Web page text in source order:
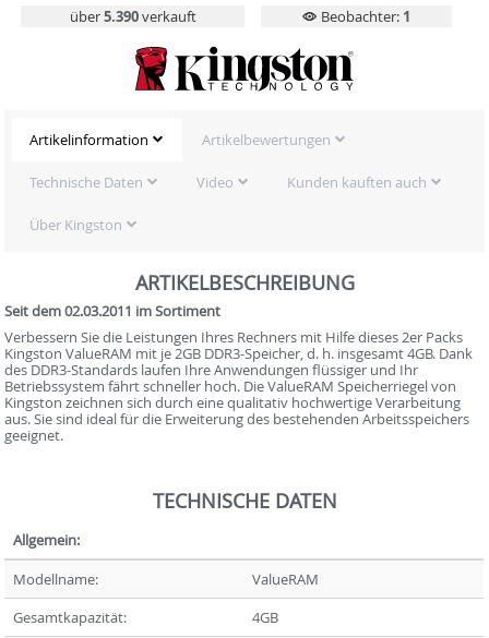
über5.390verkauft Beobachter: 1
Artikelinformation Artikelbewertungen
Technische Daten Video Kunden kauften auch
Über Kingston
ARTIKELBESCHREIBUNG
Seit dem 02.03.2011 im Sortiment
Verbessern Sie die Leistungen Ihres Rechners mit Hilfe dieses 2er Packs
Kingston ValueRAM mit je 2GB DDR3-Speicher, d. h. insgesamt 4GB. Dank
des DDR3-Standards laufen Ihre Anwendungen flüssiger und Ihr
Betriebssystem fährt schneller hoch. Die ValueRAM Speicherriegel von
Kingston zeichnen sich durch eine qualitativ hochwertige Verarbeitung
aus. Sie sind ideal für die Erweiterung des bestehenden Arbeitsspeichers
geeignet.
TECHNISCHE DATEN
Allgemein:
Modellname:
ValueRAM
Gesamtkapazität:
4GB